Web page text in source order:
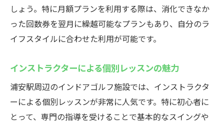
しょう。特に月額プランを利用する際は、消化できなか
った回数券を翌月に繰越可能なプランもあり、自分のラ
イフスタイルに合わせた利用が可能です。
インストラクターによる個別レッスンの魅力
浦安駅周辺のインドアゴルフ施設では、インストラクタ
ーによる個別レッスンが非常に人気です。特に初心者に
とって、専門の指導を受けることで基本的なスイングや